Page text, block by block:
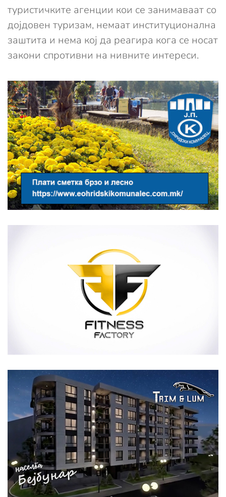
туристичките агенции кои се занимаваат со
дојдовен туризам, немаат институционална
заштита и нема кој да реагира кога се носат
закони спротивни на нивните интереси.